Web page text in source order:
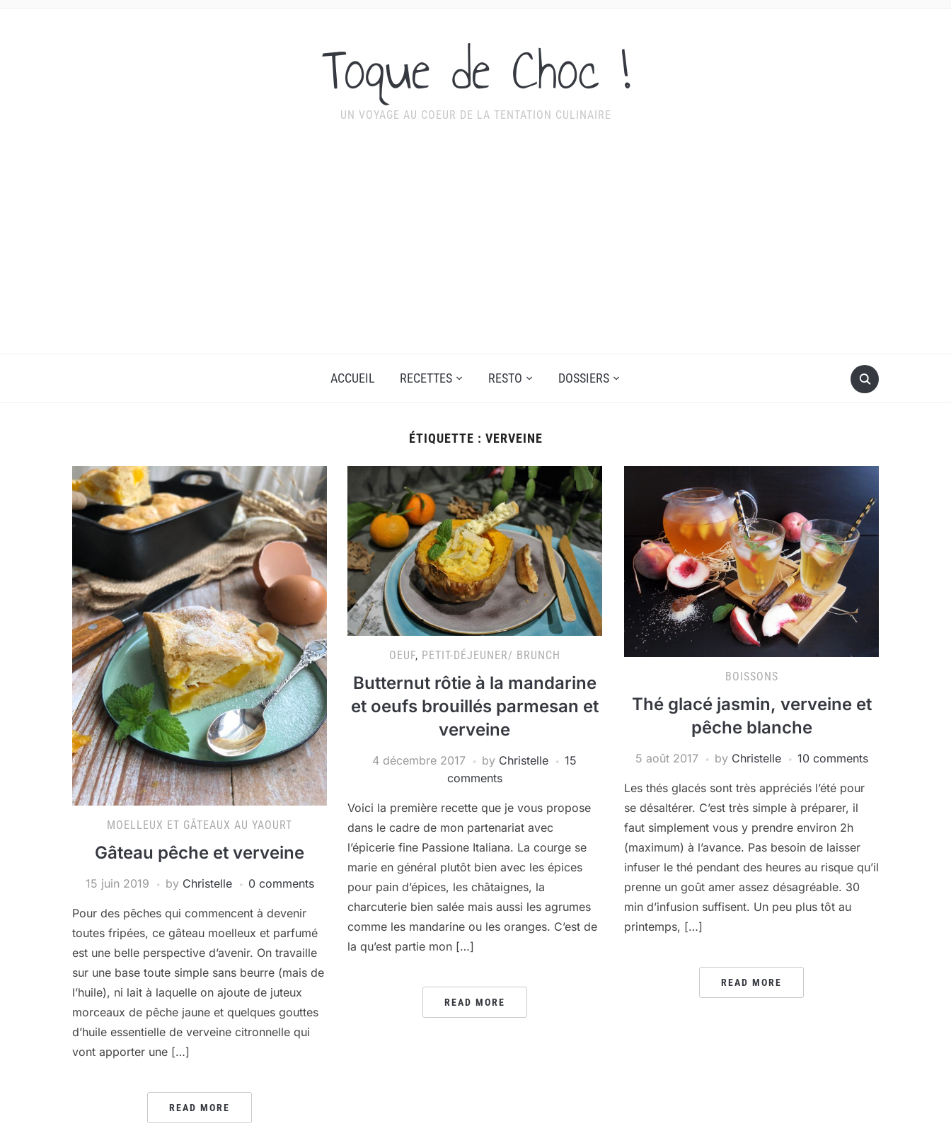
Toque de Choc !
UN VOYAGE AU COEUR DE LA TENTATION CULINAIRE
ACCUEIL RECETTES RESTO DOSSIERS
ÉTIQUETTE : VERVEINE
MOELLEUX ET GÂTEAUX AU YAOURT
Gâteau pêche et verveine
15 juin 2019 by Christelle 0 comments
Pour des pêches qui commencent à devenir
toutes fripées, ce gâteau moelleux et parfumé
est une belle perspective d’avenir. On travaille
sur une base toute simple sans beurre (mais de
l’huile), ni lait à laquelle on ajoute de juteux
morceaux de pêche jaune et quelques gouttes
d’huile essentielle de verveine citronnelle qui
vont apporter une […]
READ MORE
OEUF, PETIT-DÉJEUNER/ BRUNCH
Butternut rôtie à la mandarine
et oeufs brouillés parmesan et
verveine
4 décembre 2017 by Christelle
15
comments
Voici la première recette que je vous propose
dans le cadre de mon partenariat avec
l’épicerie fine Passione Italiana. La courge se
marie en général plutôt bien avec les épices
pour pain d’épices, les châtaignes, la
charcuterie bien salée mais aussi les agrumes
comme les mandarine ou les oranges. C’est de
la qu’est partie mon […]
READ MORE
BOISSONS
Thé glacé jasmin, verveine et
pêche blanche
5 août 2017 by Christelle 10 comments
Les thés glacés sont très appréciés l’été pour
se désaltérer. C’est très simple à préparer, il
faut simplement vous y prendre environ 2h
(maximum) à l’avance. Pas besoin de laisser
infuser le thé pendant des heures au risque qu’il
prenne un goût amer assez désagréable. 30
min d’infusion suffisent. Un peu plus tôt au
printemps, […]
READ MORE